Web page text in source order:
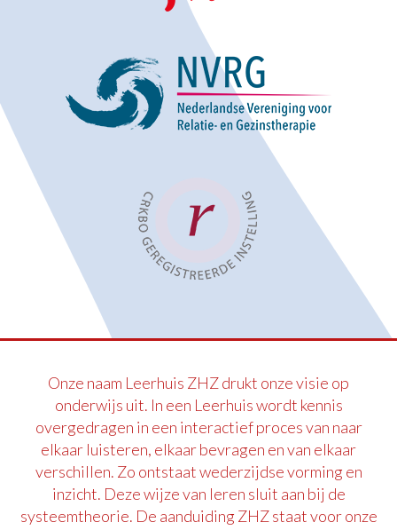
Onze naam Leerhuis ZHZ drukt onze visie op
onderwijs uit. In een Leerhuis wordt kennis
overgedragen in een interactief proces van naar
elkaar luisteren, elkaar bevragen en van elkaar
verschillen. Zo ontstaat wederzijdse vorming en
inzicht. Deze wijze van leren sluit aan bij de
systeemtheorie. De aanduiding ZHZ staat voor onze